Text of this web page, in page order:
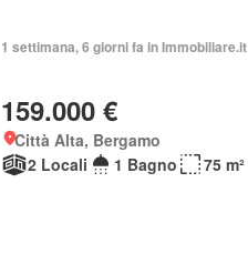
1 settimana, 6 giorni fa in Immobiliare.it
159.000 €
Città Alta, Bergamo
2 Locali
1 Bagno 75 m²